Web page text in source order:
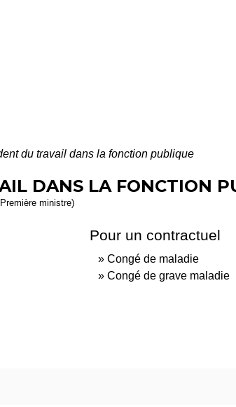
du travail dans la fonction publique
DANS LA FONCTION
ministre)
Pour un contractuel
Congé de maladie
Congé de grave maladie